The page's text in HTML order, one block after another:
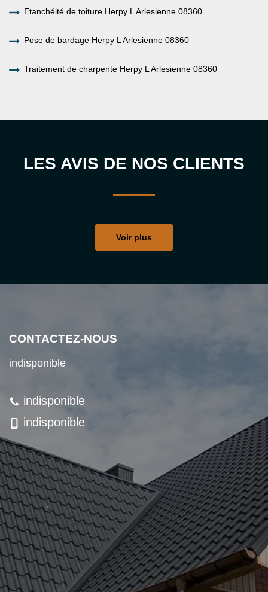
Etanchéité de toiture Herpy L Arlesienne 08360
Pose de bardage Herpy L Arlesienne 08360
Traitement de charpente Herpy L Arlesienne 08360
LES AVIS DE NOS CLIENTS
Voir plus
CONTACTEZ-NOUS
indisponible
indisponible
indisponible